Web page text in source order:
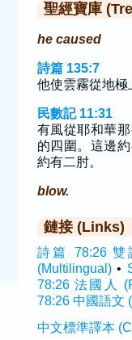
聖經寶庫
he caused
詩篇 135:7
他使雲霧從地極
民數記 11:31
有風從耶和華
的四圍。這邊
約有二肘。
blow.
鏈接 (Links)
詩篇 78:26 雙
(Multilingual)•
78:26 法國人
78:26 中國語文
中文標準譯本